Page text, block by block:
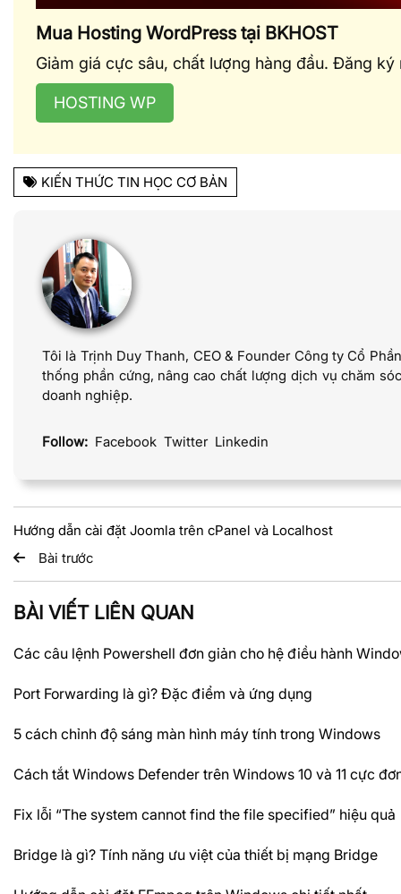
Mua Hosting WordPress tại BKHOST
Giảm giá cực sâu, chất lượng hàng đầu. Đăng ký
HOSTING WP
KIẾN THỨC TIN HỌC CƠ BẢN
Tôi là Trịnh Duy Thanh, CEO & Founder Công ty Cổ
thống phần cứng, nâng cao chất lượng dịch vụ chăm
doanh nghiệp.
Follow: Facebook Twitter Linkedin
Hướng dẫn cài đặt Joomla trên cPanel và Localhost
Bài trước
BÀI VIẾT LIÊN QUAN
Các câu lệnh Powershell đơn giản cho hệ điều hành
Port Forwarding là gì? Đặc điểm và ứng dụng
5 cách chỉnh độ sáng màn hình máy tính trong Windows
Cách tắt Windows Defender trên Windows 10 và 11 cực
Fix lỗi “The system cannot find the file specified” hiệu quả
Bridge là gì? Tính năng ưu việt của thiết bị mạng Bridge